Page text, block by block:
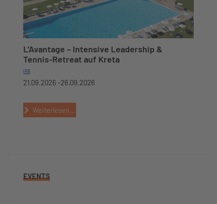
L’Avantage – Intensive Leadership &
Tennis-Retreat auf Kreta
21.09.2026 -26.09.2026
Weiterlesen...
EVENTS